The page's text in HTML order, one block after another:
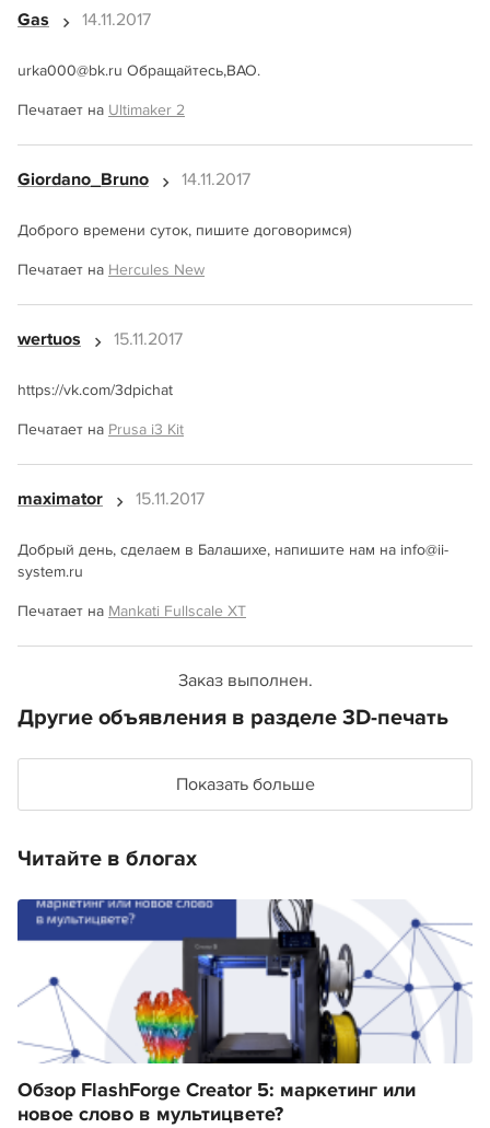
Gas 14.11.2017
urka000@bk.ru Обращайтесь,ВАО.
Печатает на Ultimaker 2
Giordano_Bruno 14.11.2017
Доброго времени суток, пишите договоримся)
Печатает на Hercules New
wertuos 15.11.2017
https://vk.com/3dpichat
Печатает на Prusa i3 Kit
maximator 15.11.2017
Добрый день, сделаем в Балашихе, напишите нам на info@ii-
system.ru
Печатает на Mankati Fullscale XT
Заказ выполнен.
Другие объявления в разделе 3D-печать
Показать больше
Читайте в блогах
Обзор FlashForge Creator 5: маркетинг или
новое слово в мультицвете?